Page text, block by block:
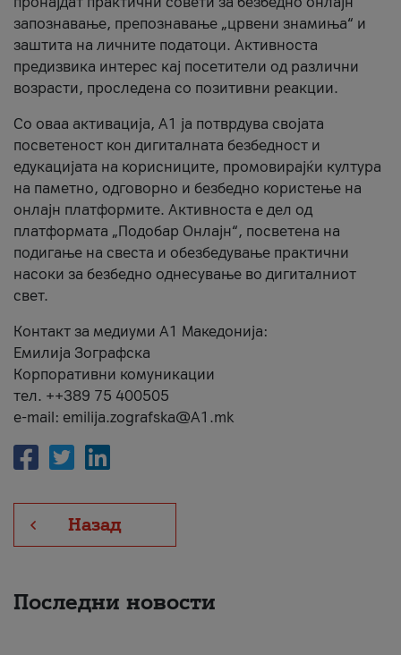
запознавање, препознавање „црвени знамиња“ и
заштита на личните податоци. Активноста
предизвика интерес кај посетители од различни
возрасти, проследена со позитивни реакции.
Со оваа активација, А1 ја потврдува својата
посветеност кон дигиталната безбедност и
едукацијата на корисниците, промовирајќи култура
на паметно, одговорно и безбедно користење на
онлајн платформите. Активноста е дел од
платформата „Подобар Онлајн“, посветена на
подигање на свеста и обезбедување практични
насоки за безбедно однесување во дигиталниот
свет.
Контакт за медиуми А1 Македонија:
Емилија Зографска
Корпоративни комуникации
тел. ++389 75 400505
e-mail: emilija.zografska@A1.mk
Назад
Последни новости